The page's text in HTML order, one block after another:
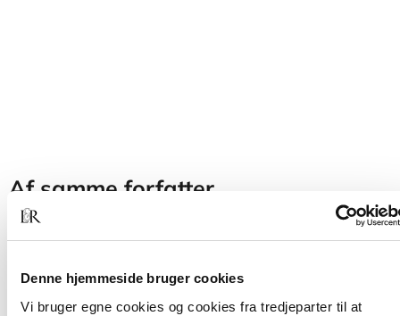
Denne hjemmeside bruger cookies
Vi bruger egne cookies og cookies fra tredjeparter til at
Af samme forfatter